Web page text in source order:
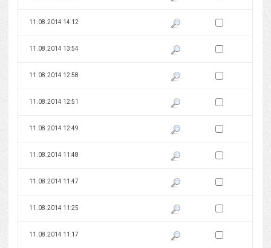
11.08.2014 14:12 Pokaż podgląd wersji z dnia
Zaznacz wersję do
11.08.2014 13:54 Pokaż podgląd wersji z dnia
Zaznacz wersję do
11.08.2014 12:58 Pokaż podgląd wersji z dnia
Zaznacz wersję do
11.08.2014 12:51 Pokaż podgląd wersji z dnia
Zaznacz wersję do
11.08.2014 12:49 Pokaż podgląd wersji z dnia
Zaznacz wersję do
11.08.2014 11:48 Pokaż podgląd wersji z dnia
Zaznacz wersję do
11.08.2014 11:47 Pokaż podgląd wersji z dnia
Zaznacz wersję do
11.08.2014 11:25 Pokaż podgląd wersji z dnia
Zaznacz wersję do
11.08.2014 11:17 Pokaż podgląd wersji z dnia
Zaznacz wersję do